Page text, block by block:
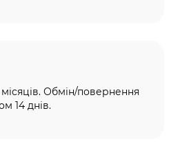
місяців. Обмін/повернення
14 днів.